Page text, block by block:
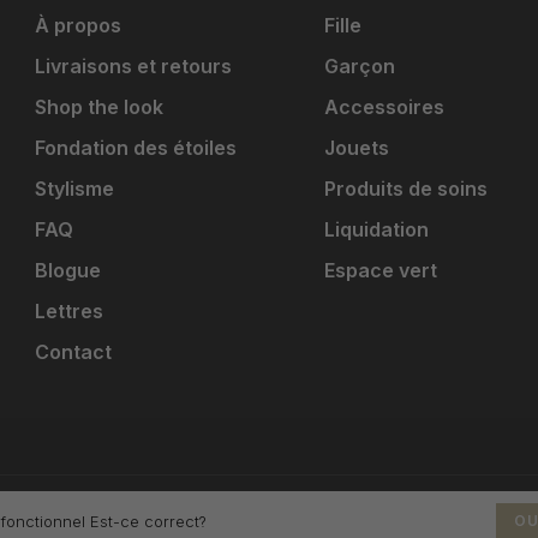
À propos
Livraisons et retours
Shop the look
Fondation des étoiles
Stylisme
FAQ
Blogue
Lettres
Contact
Fille
Garçon
Accessoires
Jouets
Produits de soins
Liquidation
Espace vert
Est-ce correct?